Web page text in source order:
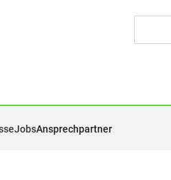
JobsAnsprechpartner